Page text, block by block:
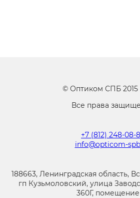
© Оптиком СПБ 2015
Все права
+7 (812) 248-08-
info@opticom-
188663, Ленинградская область,
гп Кузьмоловский, улица
360Г, помещение